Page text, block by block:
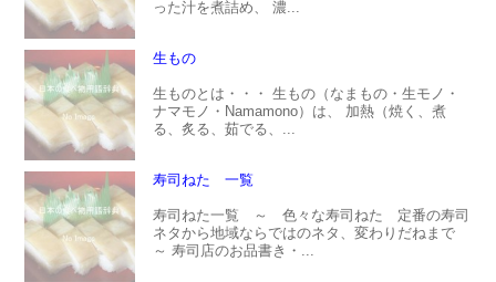
った汁を煮詰め、 濃...
生もの
生ものとは・・・ 生もの（なまもの・生モノ・
ナマモノ・Namamono）は、 加熱（焼く、煮
る、炙る、茹でる、...
寿司ねた 一覧
寿司ねた一覧 ～ 色々な寿司ねた 定番の寿司
ネタから地域ならではのネタ、変わりだねまで
～ 寿司店のお品書き・...